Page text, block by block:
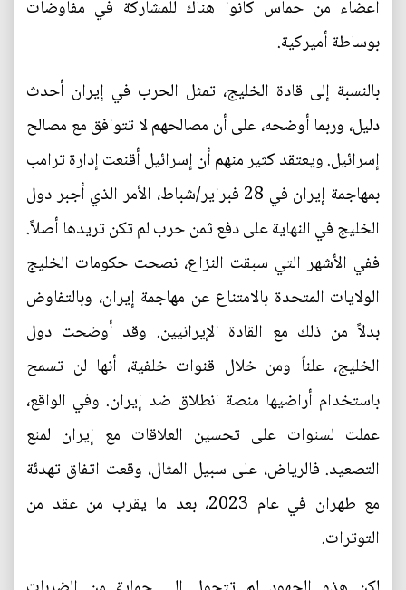
أعضاء من حماس كانوا هناك للمشاركة في مفاوضات
بوساطة أميركية.
بالنسبة إلى قادة الخليج، تمثل الحرب في إيران أحدث
دليل، وربما أوضحه، على أن مصالحهم لا تتوافق مع مصالح
إسرائيل. ويعتقد كثير منهم أن إسرائيل أقنعت إدارة ترامب
بمهاجمة إيران في 28 فبراير/شباط، الأمر الذي أجبر دول
الخليج في النهاية على دفع ثمن حرب لم تكن تريدها أصلاً.
ففي الأشهر التي سبقت النزاع، نصحت حكومات الخليج
الولايات المتحدة بالامتناع عن مهاجمة إيران، وبالتفاوض
بدلاً من ذلك مع القادة الإيرانيين. وقد أوضحت دول
الخليج، علناً ومن خلال قنوات خلفية، أنها لن تسمح
باستخدام أراضيها منصة انطلاق ضد إيران. وفي الواقع،
عملت لسنوات على تحسين العلاقات مع إيران لمنع
التصعيد. فالرياض، على سبيل المثال، وقعت اتفاق تهدئة
مع طهران في عام 2023، بعد ما يقرب من عقد من
التوترات.